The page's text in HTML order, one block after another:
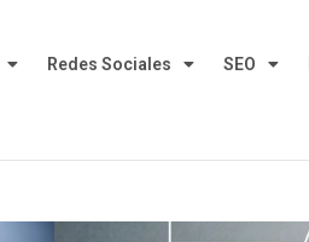
Redes Sociales SEO